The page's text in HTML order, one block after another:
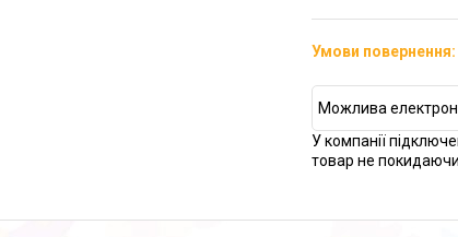
У компанії
товар не покидаючи